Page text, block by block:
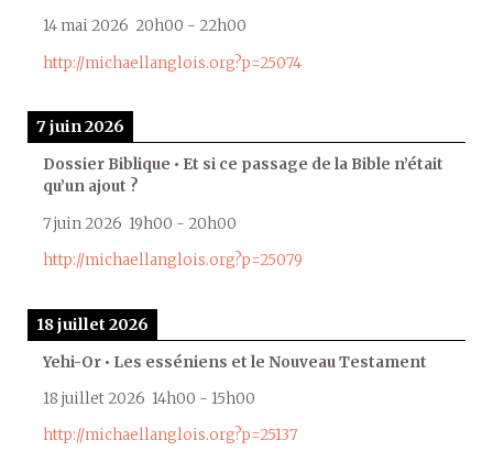
14 mai 2026 20h00 - 22h00
http://michaellanglois.org?p=25074
7 juin 2026
Dossier Biblique • Et si ce passage de la Bible n’était
qu’un ajout ?
7 juin 2026 19h00 - 20h00
http://michaellanglois.org?p=25079
18 juillet 2026
Yehi-Or • Les esséniens et le Nouveau Testament
18 juillet 2026 14h00 - 15h00
http://michaellanglois.org?p=25137